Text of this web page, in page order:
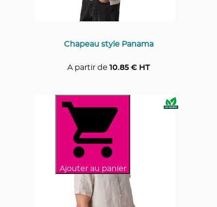
Chapeau style Panama
A partir de 10.85€ HT
Ajouter au panier